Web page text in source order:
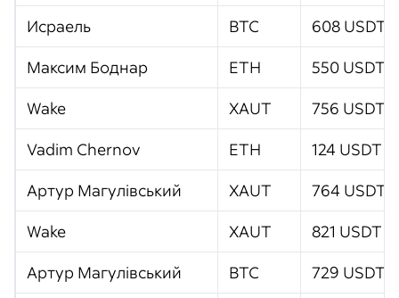
Исраель
BTC
608 USDT
Максим Боднар
ETH
550 USDT
Wake
XAUT
756 USDT
Vadim Chernov
ETH
124 USDT
Артур Магулівський
XAUT
764 USDT
Wake
XAUT
821 USDT
Артур Магулівський
BTC
729 USDT